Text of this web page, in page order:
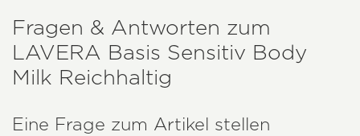
Fragen & Antworten zum
LAVERA Basis Sensitiv Body
Milk Reichhaltig
Eine Frage zum Artikel stellen